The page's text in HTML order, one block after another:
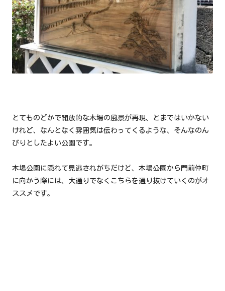
とてものどかで開放的な木場の風景が再現、とまではいかない
けれど、なんとなく雰囲気は伝わってくるような、そんなのん
びりとしたよい公園です。
木場公園に隠れて見逃されがちだけど、木場公園から門前仲町
に向かう際には、大通りでなくこちらを通り抜けていくのがオ
ススメです。